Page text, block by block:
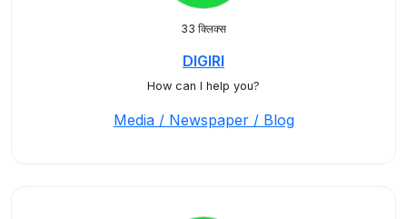
33 क्लिक्स
DIGIRI
How can I help you?
Media / Newspaper / Blog